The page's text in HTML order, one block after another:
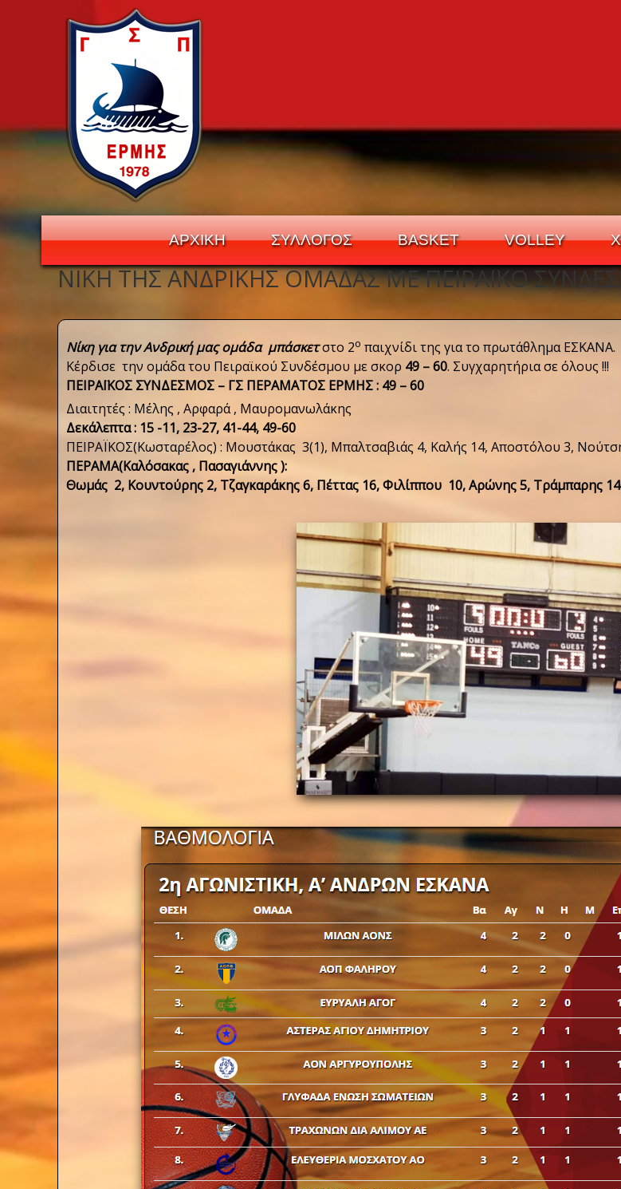
ΑΡΧΙΚΗ ΣΥΛΛΟΓΟΣ BASKET VOLLEY
Navigation
ΝΊΚΗ ΤΗΣ ΑΝΔΡΙΚΉΣ ΟΜΆΔΑΣ ΜΕ ΠΕΙΡΑΪΚΌ
Νίκη για την Ανδρική μας ομάδα μπάσκετστο 2ο παιχνίδι της για το πρωτάθλημα ΕΣΚΑΝΑ.
Κέρδισε την ομάδα του Πειραϊκού Συνδέσμου με σκορ 49 – 60. Συγχαρητήρια σε όλους !!!
ΠΕΙΡΑΪΚΟΣ ΣΥΝΔΕΣΜΟΣ – ΓΣ ΠΕΡΑΜΑΤΟΣ ΕΡΜΗΣ : 49 – 60
Διαιτητές : Μέλης , Αρφαρά , Μαυρομανωλάκης
Δεκάλεπτα : 15 -11, 23-27, 41-44, 49-60
ΠEIPAΪKOΣ(Κωσταρέλος) : Mουστάκας 3(1), Μπαλτσαβιάς 4, Καλής 14, Αποστόλου 3,
ΠEPAMA(Καλόσακας , Πασαγιάννης ):
Θωμάς 2, Κουντούρης 2, Τζαγκαράκης 6, Πέττας 16, Φιλίππου 10, Αρώνης 5, Τράμπαρης